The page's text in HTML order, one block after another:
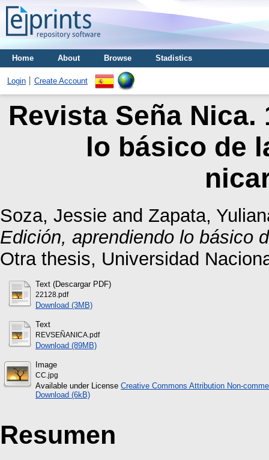
Home About Browse Stadistics
Login Create Account
Revista Seña
lo básico de
Soza, Jessie and Zapata,
Edición, aprendiendo lo básico
Otra thesis, Universidad
Text (Descargar PDF)
22128.pdf
Download (3MB)
Text
REVSEÑANICA.pdf
Download (89MB)
Image
CC.jpg
Available under License Creative Commons Attribution Non-
Download (6kB)
Resumen